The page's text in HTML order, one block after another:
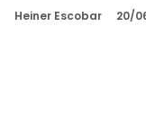
Heiner Escobar 20/